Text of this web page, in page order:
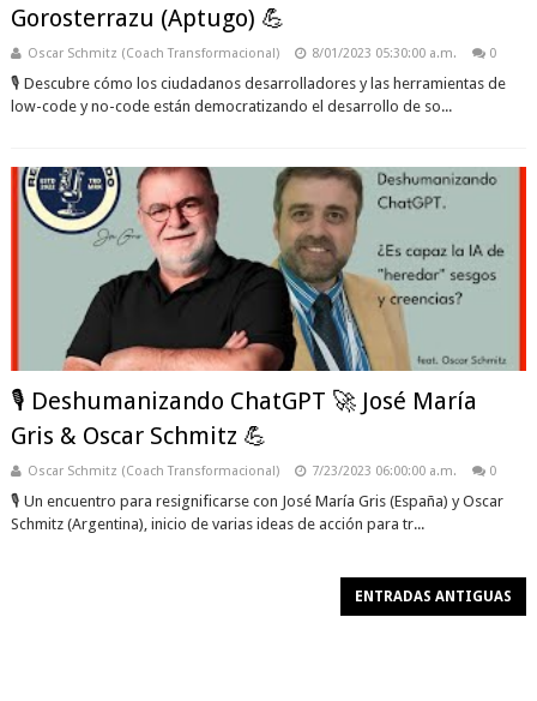
Gorosterrazu (Aptugo) 💪
Oscar Schmitz (Coach Transformacional) 8/01/2023 05:30:00 a.m. 0
🎙️ Descubre cómo los ciudadanos desarrolladores y las herramientas de
low-code y no-code están democratizando el desarrollo de so...
🎙️ Deshumanizando ChatGPT 🚀 José María
Gris & Oscar Schmitz 💪
Oscar Schmitz (Coach Transformacional) 7/23/2023 06:00:00 a.m. 0
🎙️ Un encuentro para resignificarse con José María Gris (España) y Oscar
Schmitz (Argentina), inicio de varias ideas de acción para tr...
ENTRADAS ANTIGUAS